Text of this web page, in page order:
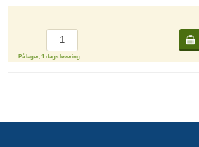
På lager, 1 dags levering